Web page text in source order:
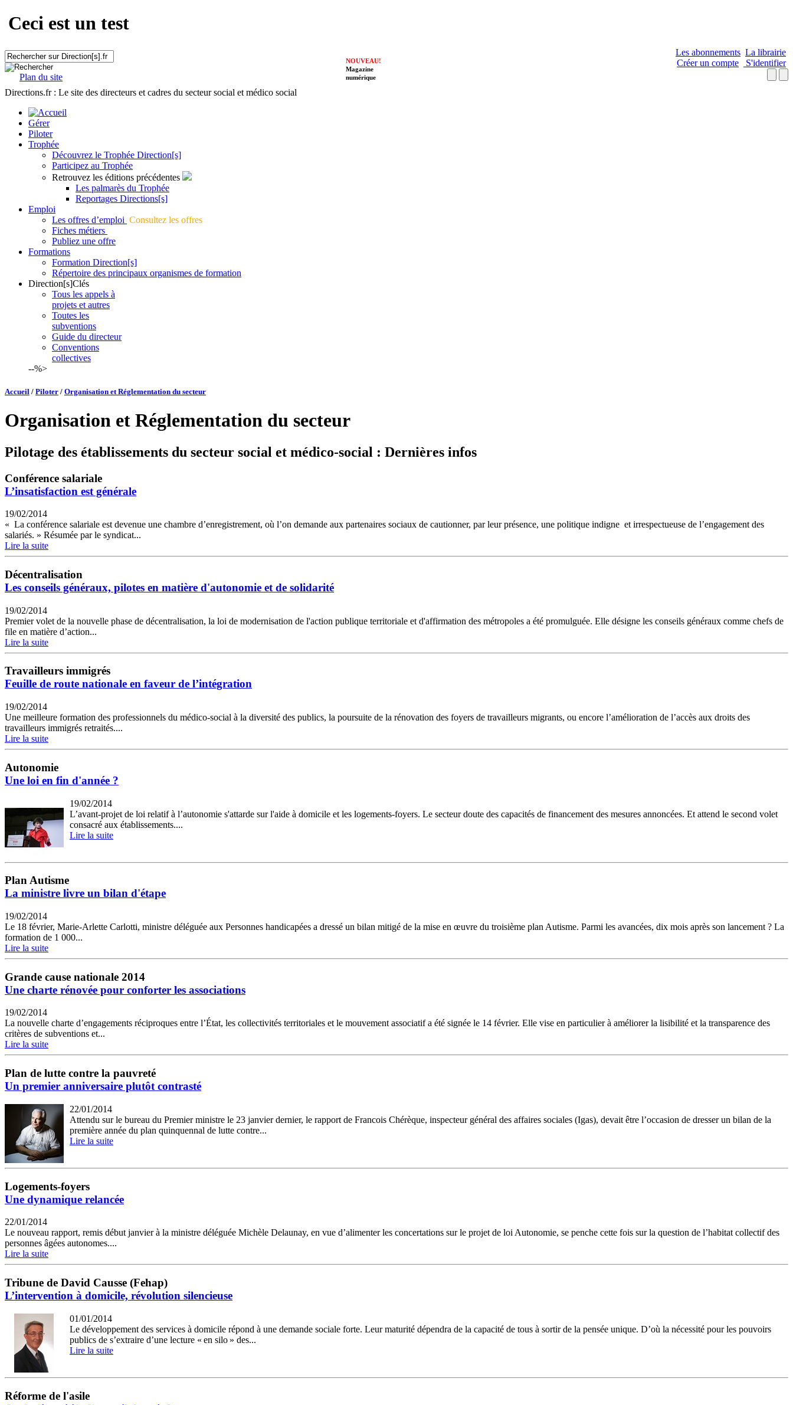
Ceci est un test
Plan du site
Les abonnements La librairie
Créer un compte
S'identifier
NOUVEAU!
Magazine
numérique
Directions.fr : Le site des directeurs et cadres du secteur social et médico social
Gérer
Piloter
Trophée
Découvrez le Trophée Direction[s]
Participez au Trophée
Retrouvez les éditions précédentes
Les palmarès du Trophée
Reportages Directions[s]
Emploi
Les offres d’emploi Consultez les offres
Fiches métiers
Publiez une offre
Formations
Formation Direction[s]
Répertoire des principaux organismes de formation
Direction[s]Clés
Tous les appels à
projets et autres
Toutes les
subventions
Guide du directeur
Conventions
collectives
--%>
Accueil / Piloter / Organisation et Réglementation du secteur
Organisation et Réglementation du secteur
Pilotage des établissements du secteur social et médico-social : Dernières infos
Conférence salariale
L’insatisfaction est générale
19/02/2014
« La conférence salariale est devenue une chambre d’enregistrement, où l’on demande aux partenaires sociaux de cautionner, par leur présence, une politique indigne et irrespectueuse de l’engagement des
salariés. » Résumée par le syndicat...
Lire la suite
Décentralisation
Les conseils généraux, pilotes en matière d'autonomie et de solidarité
19/02/2014
Premier volet de la nouvelle phase de décentralisation, la loi de modernisation de l'action publique territoriale et d'affirmation des métropoles a été promulguée. Elle désigne les conseils généraux comme chefs de
file en matière d’action...
Lire la suite
Travailleurs immigrés
Feuille de route nationale en faveur de l’intégration
19/02/2014
Une meilleure formation des professionnels du médico-social à la diversité des publics, la poursuite de la rénovation des foyers de travailleurs migrants, ou encore l’amélioration de l’accès aux droits des
travailleurs immigrés retraités....
Lire la suite
Autonomie
Une loi en fin d'année ?
19/02/2014
L’avant-projet de loi relatif à l’autonomie s'attarde sur l'aide à domicile et les logements-foyers. Le secteur doute des capacités de financement des mesures annoncées. Et attend le second volet
consacré aux établissements....
Lire la suite
Plan Autisme
La ministre livre un bilan d'étape
19/02/2014
Le 18 février, Marie-Arlette Carlotti, ministre déléguée aux Personnes handicapées a dressé un bilan mitigé de la mise en œuvre du troisième plan Autisme. Parmi les avancées, dix mois après son lancement ? La
formation de 1 000...
Lire la suite
Grande cause nationale 2014
Une charte rénovée pour conforter les associations
19/02/2014
La nouvelle charte d’engagements réciproques entre l’État, les collectivités territoriales et le mouvement associatif a été signée le 14 février. Elle vise en particulier à améliorer la lisibilité et la transparence des
critères de subventions et...
Lire la suite
Plan de lutte contre la pauvreté
Un premier anniversaire plutôt contrasté
22/01/2014
Attendu sur le bureau du Premier ministre le 23 janvier dernier, le rapport de Francois Chérèque, inspecteur général des affaires sociales (Igas), devait être l’occasion de dresser un bilan de la
première année du plan quinquennal de lutte contre...
Lire la suite
Logements-foyers
Une dynamique relancée
22/01/2014
Le nouveau rapport, remis début janvier à la ministre déléguée Michèle Delaunay, en vue d’alimenter les concertations sur le projet de loi Autonomie, se penche cette fois sur la question de l’habitat collectif des
personnes âgées autonomes....
Lire la suite
Tribune de David Causse (Fehap)
L’intervention à domicile, révolution silencieuse
01/01/2014
Le développement des services à domicile répond à une demande sociale forte. Leur maturité dépendra de la capacité de tous à sortir de la pensée unique. D’où la nécessité pour les pouvoirs
publics de s’extraire d’une lecture « en silo » des...
Lire la suite
Réforme de l'asile